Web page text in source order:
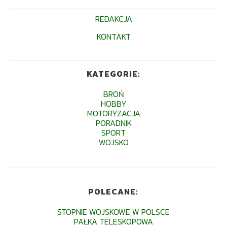
REDAKCJA
KONTAKT
KATEGORIE:
BROŃ
HOBBY
MOTORYZACJA
PORADNIK
SPORT
WOJSKO
POLECANE:
STOPNIE WOJSKOWE W POLSCE
PAŁKA TELESKOPOWA